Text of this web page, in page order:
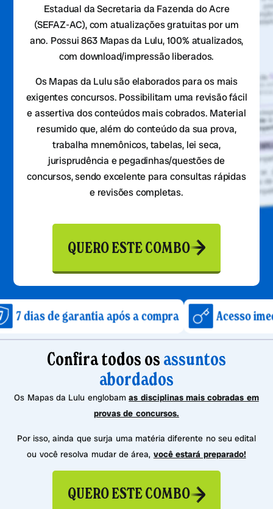
Estadual da Secretaria da Fazenda do Acre
(SEFAZ-AC), com atualizações gratuitas por um
ano. Possui 863 Mapas da Lulu, 100% atualizados,
com download/impressão liberados.
Os Mapas da Lulu são elaborados para os mais
exigentes concursos. Possibilitam uma revisão fácil
e assertiva dos conteúdos mais cobrados. Material
resumido que, além do conteúdo da sua prova,
trabalha mnemônicos, tabelas, lei seca,
jurisprudência e pegadinhas/questões de
concursos, sendo excelente para consultas rápidas
e revisões completas.
QUERO ESTE COMBO
garantia após a compra Acesso imediato
Confira todos os assuntos
abordados
Os Mapas da Lulu englobamas disciplinas mais cobradas em
provas de concursos.
Por isso, ainda que surja uma matéria diferente no seu edital
ou você resolva mudar de área, você estará preparado!
QUERO ESTE COMBO